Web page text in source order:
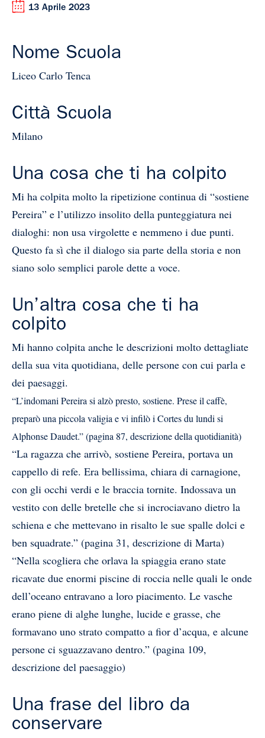
13 Aprile 2023
Nome Scuola
Liceo Carlo Tenca
Città Scuola
Milano
Una cosa che ti ha colpito
Mi ha colpita molto la ripetizione continua di “sostiene
Pereira” e l’utilizzo insolito della punteggiatura nei
dialoghi: non usa virgolette e nemmeno i due punti.
Questo fa sì che il dialogo sia parte della storia e non
siano solo semplici parole dette a voce.
Un’altra cosa che ti ha
colpito
Mi hanno colpita anche le descrizioni molto dettagliate
della sua vita quotidiana, delle persone con cui parla e
dei paesaggi.
“L’indomani Pereira si alzò presto, sostiene. Prese il caffè,
preparò una piccola valigia e vi infilò i Cortes du lundi si
Alphonse Daudet.” (pagina 87, descrizione della quotidianità)
“La ragazza che arrivò, sostiene Pereira, portava un
cappello di refe. Era bellissima, chiara di carnagione,
con gli occhi verdi e le braccia tornite. Indossava un
vestito con delle bretelle che si incrociavano dietro la
schiena e che mettevano in risalto le sue spalle dolci e
ben squadrate.” (pagina 31, descrizione di Marta)
“Nella scogliera che orlava la spiaggia erano state
ricavate due enormi piscine di roccia nelle quali le onde
dell’oceano entravano a loro piacimento. Le vasche
erano piene di alghe lunghe, lucide e grasse, che
formavano uno strato compatto a fior d’acqua, e alcune
persone ci sguazzavano dentro.” (pagina 109,
descrizione del paesaggio)
Una frase del libro da
conservare